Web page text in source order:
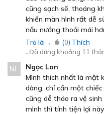
Hệ thống đèn LED
khi
Hệ thống đèn LED chiếu
sáng rõ ràng cho khu
bạn dễ dàng quan sát
tác nấu nướng một cách
Đèn LED không chỉ tiện
đáng kể.
cũng sạch sẽ, thoáng
khiển màn hình rất dễ
nấu nướng thoải mái
Trả lời (0) Thích
Đã dùng khoảng 11
NL
Ngọc Lan
Mình thích nhất là mặt
dàng, chỉ cần một
cũng dễ tháo ra vệ
mình thì tính tiện lợi